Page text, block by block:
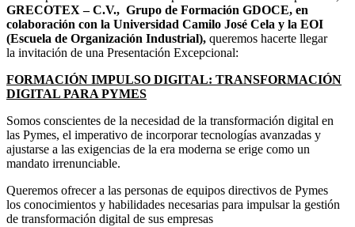
GRECOTEX – C.V., Grupo de Formación GDOCE, en
colaboración con la Universidad Camilo José Cela y la EOI
(Escuela de Organización Industrial), queremos hacerte llegar
la invitación de una Presentación Excepcional:
FORMACIÓN IMPULSO DIGITAL: TRANSFORMACIÓN
DIGITAL PARA PYMES
Somos conscientes de la necesidad de la transformación digital en
las Pymes, el imperativo de incorporar tecnologías avanzadas y
ajustarse a las exigencias de la era moderna se erige como un
mandato irrenunciable.
Queremos ofrecer a las personas de equipos directivos de Pymes
los conocimientos y habilidades necesarias para impulsar la gestión
de transformación digital de sus empresas